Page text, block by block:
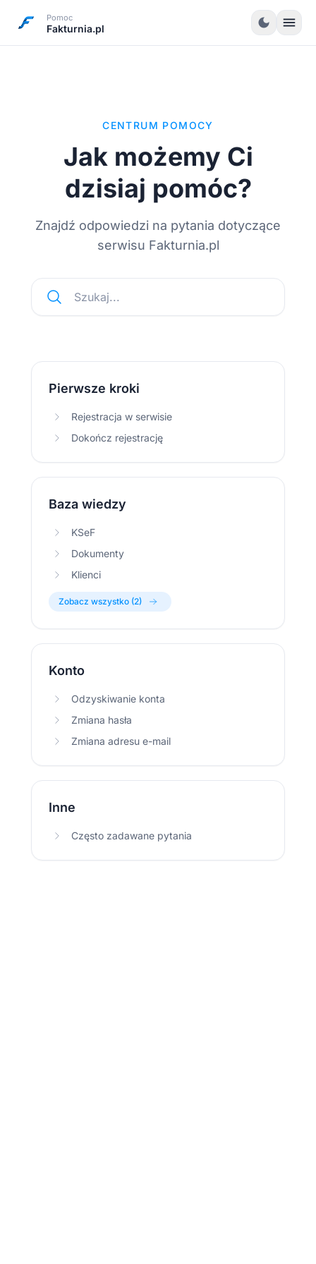
Pomoc
Fakturnia.pl dark_mode menu
CENTRUM POMOCY
Jak możemy Ci
dzisiaj pomóc?
Znajdź odpowiedzi na pytania dotyczące
serwisu Fakturnia.pl
Szukaj...
Pierwsze kroki
Rejestracja w serwisie
Dokończ rejestrację
Baza wiedzy
KSeF
Dokumenty
Klienci
Zobacz wszystko (2)
Konto
Odzyskiwanie konta
Zmiana hasła
Zmiana adresu e-mail
Inne
Często zadawane pytania